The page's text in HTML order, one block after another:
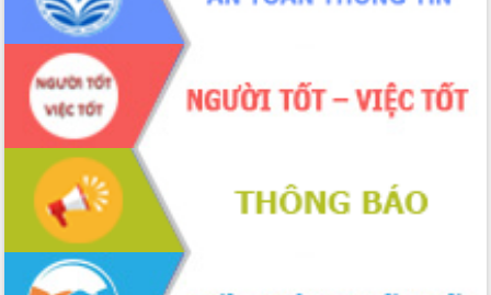
Đắk Lắk rà soát, điều chỉnh Đề án 190
về phát triển nuôi trồng thủy sản
Phó Chủ tịch UBND tỉnh Đắk Lắk
Trương Công Thái kiểm tra thực địa
Dự án cao tốc Khánh Hòa - Buôn Ma
Thuột
Định vị cà phê Việt Nam như một “di
sản sống” trong dòng chảy toàn cầu
Xây dựng nông thôn mới: Nâng cao đời
sống người dân từ những mô hình thiết
thực
Quyết liệt tháo gỡ vướng mắc, đẩy